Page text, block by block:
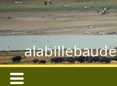
alabillebaude